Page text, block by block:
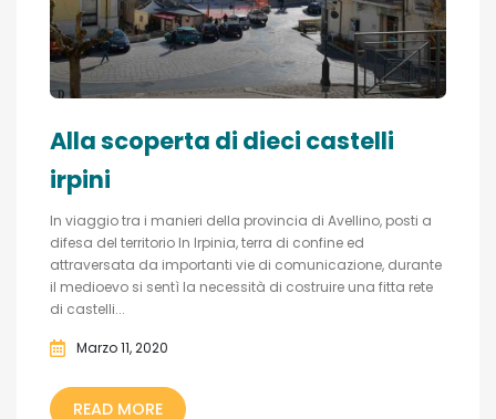
Alla scoperta di dieci castelli
irpini
In viaggio tra i manieri della provincia di Avellino, posti a
difesa del territorio In Irpinia, terra di confine ed
attraversata da importanti vie di comunicazione, durante
il medioevo si sentì la necessità di costruire una fitta rete
di castelli...
Marzo 11, 2020
READ MORE